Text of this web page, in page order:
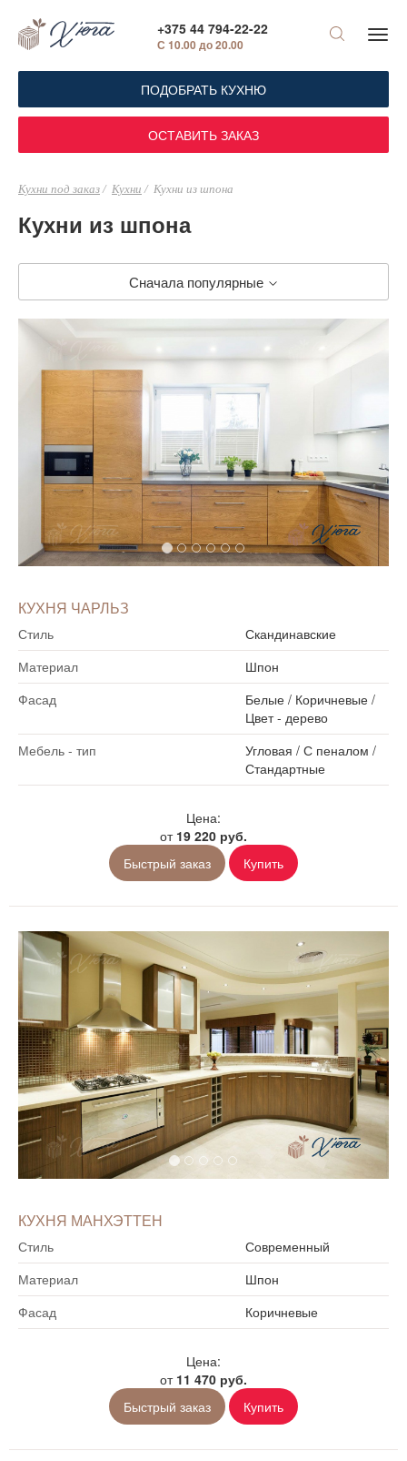
+375 44 794-22-22
С 10.00 до 20.00
ПОДОБРАТЬ КУХНЮ
ОСТАВИТЬ ЗАКАЗ
Кухни под заказ Кухни Кухни из шпона
Кухни из шпона
Сначала популярные
КУХНЯ ЧАРЛЬЗ
Стиль
Скандинавские
Материал
Шпон
Фасад
Белые/ Коричневые/
Цвет - дерево
Мебель - тип
Угловая / С пеналом /
Стандартные
Цена:
от 19 220 руб.
Быстрый заказ
Купить
КУХНЯ МАНХЭТТЕН
Стиль
Современный
Материал
Шпон
Фасад
Коричневые
Цена:
от 11 470 руб.
Быстрый заказ
Купить